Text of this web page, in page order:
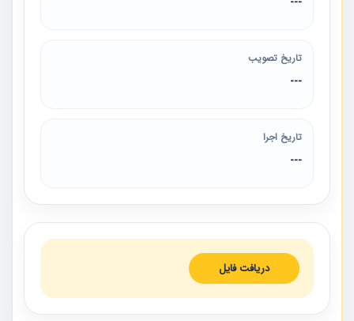
تاریخ تصویب
---
تاریخ اجرا
---
دریافت فایل